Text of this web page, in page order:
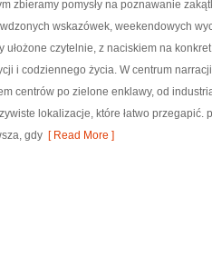
zbieramy pomysły na poznawanie
wskazówek, weekendowych
ułożone czytelnie, z naciskiem na
i codziennego życia. W centrum
centrów po zielone enklawy, od
lokalizacje, które łatwo przegapić.
gdy [ Read More ]